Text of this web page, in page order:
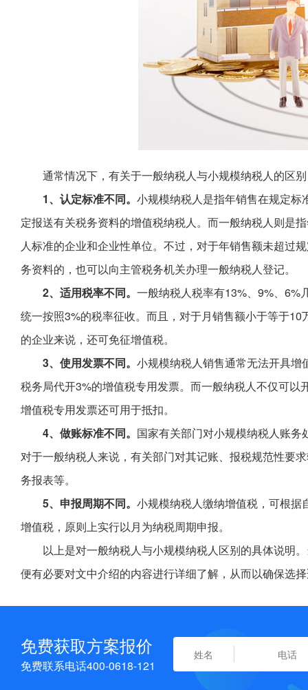
通常情况下，有关于一般纳税人与小规模纳税人的区
1、认定标准不同。 小规模纳税人是指年销售在规定
定报送有关税务资料的增值税纳税人。而一般纳税人则是
人标准的企业和企业性单位。不过，对于年销售额未超过
务资料的，也可以向主管税务机关办理一般纳税人登记。
2、适用税率不同。 一般纳税人税率有13%、9%、6%
统一按照3%的税率征收。而且，对于月销售额小于等于
的企业来说，还可免征增值税。
3、使用发票不同。 小规模纳税人销售通常无法开具
税务局代开3%的增值税专用发票。而一般纳税人不仅可
增值税专用发票还可用于抵扣。
4、做账标准不同。 国家有关部门对小规模纳税人账
对于一般纳税人来说，有关部门对其记账、报税规范性要
务报表等。
5、申报周期不同。 小规模纳税人缴纳增值税，可根
增值税，原则上实行以月为纳税周期申报。
以上是对一般纳税人与小规模纳税人区别的具体说明
便有必要对文中介绍的内容进行详细了解，从而以确保选
免费获取方案报价
免费联系电话400-0618-121